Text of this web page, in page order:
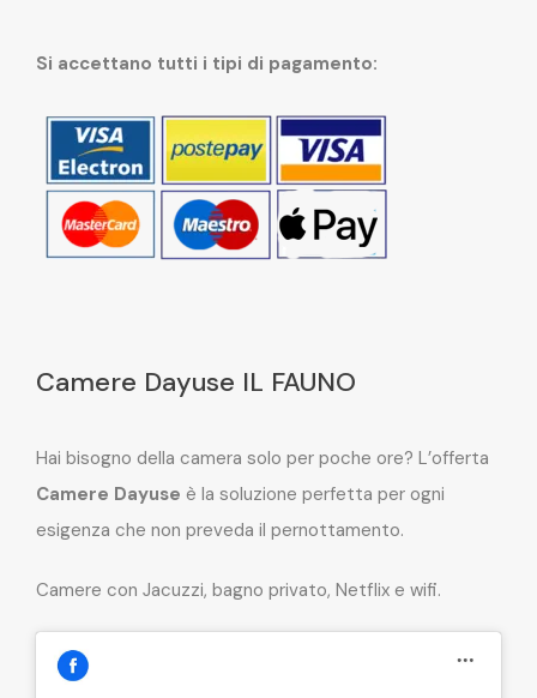
Si accettano tutti i tipi di pagamento:
Camere Dayuse IL FAUNO
Hai bisogno della camera solo per poche ore? L’offerta
Camere Dayuse è la soluzione perfetta per ogni
esigenza che non preveda il pernottamento.
Camere con Jacuzzi, bagno privato, Netflix e wifi.